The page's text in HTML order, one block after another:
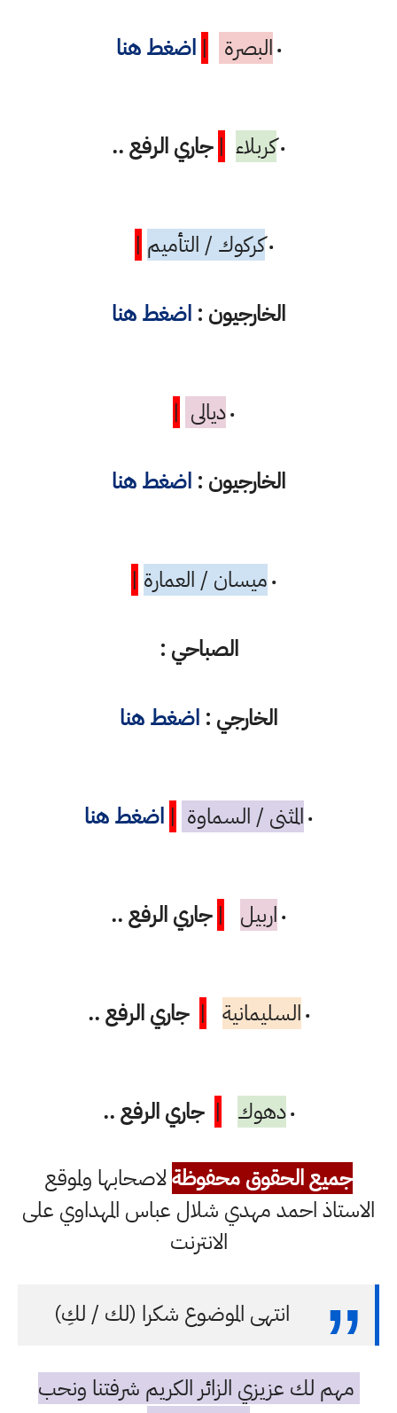
• البصرة | اضغط هنا
• كربلاء | جاري الرفع ..
• كركوك / التأميم |
الخارجيون : اضغط هنا
• ديالى |
الخارجيون : اضغط هنا
• ميسان / العمارة |
الصباحي :
الخارجي : اضغط هنا
• المثنى / السماوة | اضغط هنا
• اربيل | جاري الرفع ..
• السليمانية | جاري الرفع ..
•دهوك | جاري الرفع ..
جميع الحقوق محفوظةلاصحابها ولموقع
الاستاذ احمد مهدي شلال عباس المهداوي على
الانترنت
انتهى الموضوع شكرا (لك / لكِ)
مهم لك عزيزي الزائر الكريم شرفتنا ونحب